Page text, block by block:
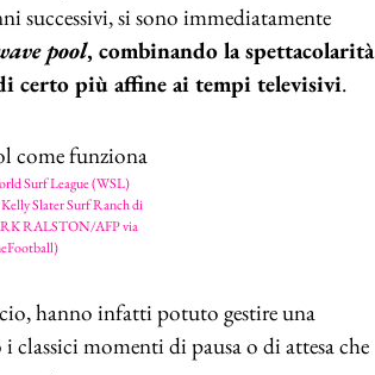
successivi, si sono immediatamente
pool, combinando la spettacolarità
certo più affine ai tempi televisivi.
Surf League (WSL)
Slater Surf Ranch di
RALSTON/AFP via
hanno infatti potuto gestire una
classici momenti di pausa o di attesa che